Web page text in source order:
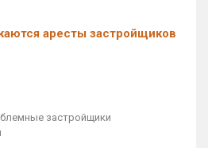
аресты застройщиков
застройщики